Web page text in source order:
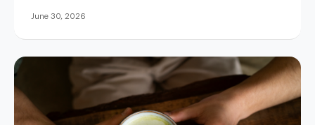
bertanggung jawab, dan berkelanjutan. Selain
June 30, 2026